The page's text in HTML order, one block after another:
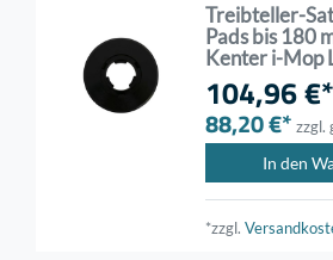
Treibteller-
Pads bis 180
Kenter i-Mop
104,96 €*
88,20 €* zzgl.
In den
*zzgl.